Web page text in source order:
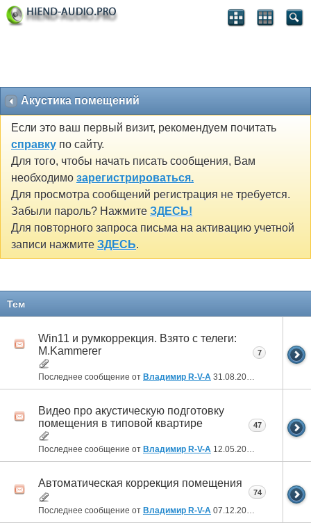
Акустика помещений
Если это ваш первый визит, рекомендуем почитать
справку по сайту.
Для того, чтобы начать писать сообщения, Вам
необходимо зарегистрироваться.
Для просмотра сообщений регистрация не требуется.
Забыли пароль? Нажмите ЗДЕСЬ!
Для повторного запроса письма на активацию учетной
записи нажмите ЗДЕСЬ.
Тем
Win11 и румкоррекция. Взято с телеги:
M.Kammerer
Последнее сообщение от Владимир R-V-A 31.08.2024
7
Видео про акустическую подготовку
помещения в типовой квартире
Последнее сообщение от Владимир R-V-A 12.05.2024
47
Автоматическая коррекция помещения
Последнее сообщение от Владимир R-V-A 07.12.2023
74